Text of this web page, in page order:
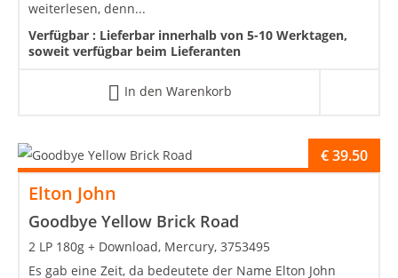
weiterlesen, denn...
Verfügbar : Lieferbar innerhalb von 5-10 Werktagen,
soweit verfügbar beim Lieferanten
In den Warenkorb
Elton John
Goodbye Yellow Brick Road
€39.50
2 LP 180g + Download, Mercury, 3753495
Es gab eine Zeit, da bedeutete der Name Elton John